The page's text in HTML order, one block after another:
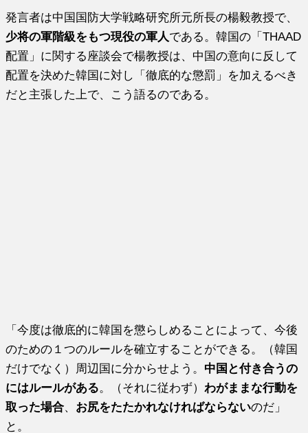
発言者は中国国防大学戦略研究所元所長の楊毅教授で、
少将の軍階級をもつ現役の軍人である。韓国の「THAAD
配置」に関する座談会で楊教授は、中国の意向に反して
配置を決めた韓国に対し「徹底的な懲罰」を加えるべき
だと主張した上で、こう語るのである。
「今度は徹底的に韓国を懲らしめることによって、今後
のための１つのルールを確立することができる。（韓国
だけでなく）周辺国に分からせよう。 中国と付き合うの
にはルールがある。（それに従わず）わがままな行動を
取った場合、 お尻をたたかれなければならないのだ」
と。